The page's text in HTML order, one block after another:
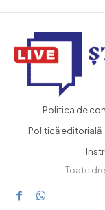
Politica de
Politică editorială
Toate